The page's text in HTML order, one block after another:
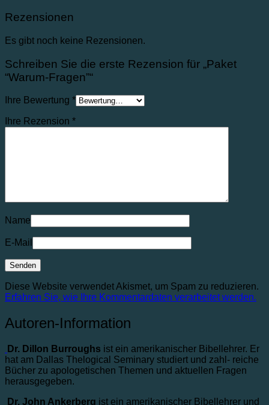
Rezensionen
Es gibt noch keine Rezensionen.
Schreiben Sie die erste Rezension für „Paket
“Warum-Fragen”“
Ihre Bewertung *
Ihre Rezension *
Name
E-Mail
Diese Website verwendet Akismet, um Spam zu reduzieren.
Erfahren Sie, wie Ihre Kommentardaten verarbeitet werden.
Autoren-Information
Dr. Dillon Burroughs ist ein amerikanischer Bibellehrer. Er
hat am Dallas Thelogical Seminary studiert und zahl- reiche
Bücher zu apologetischen Themen und aktuellen Fragen
herausgegeben.
Dr. John Ankerberg ist ein amerikanischer Bibellehrer und